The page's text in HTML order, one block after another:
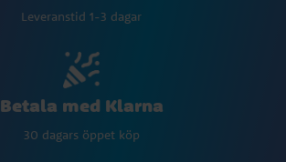
Leveranstid 1-3 dagar
Betala med Klarna
30 dagars öppet köp